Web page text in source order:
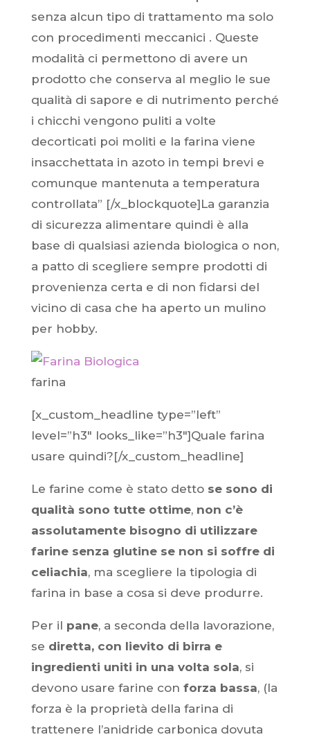
senza alcun tipo di trattamento ma solo
con procedimenti meccanici . Queste
modalità ci permettono di avere un
prodotto che conserva al meglio le sue
qualità di sapore e di nutrimento perché
i chicchi vengono puliti a volte
decorticati poi moliti e la farina viene
insacchettata in azoto in tempi brevi e
comunque mantenuta a temperatura
controllata” [/x_blockquote]La garanzia
di sicurezza alimentare quindi è alla
base di qualsiasi azienda biologica o non,
a patto di scegliere sempre prodotti di
provenienza certa e di non fidarsi del
vicino di casa che ha aperto un mulino
per hobby.
farina
[x_custom_headline type=”left”
level=”h3″ looks_like=”h3″]Quale farina
usare quindi?[/x_custom_headline]
Le farine come è stato dettose sono di
qualità sono tutte ottime, non c’è
assolutamente bisogno di utilizzare
farine senza glutine se non si soffre di
celiachia, ma scegliere la tipologia di
farina in base a cosa si deve produrre.
Per il pane, a seconda della lavorazione,
se diretta, con lievito di birra e
ingredienti uniti in una volta sola, si
devono usare farine con forza bassa, (la
forza è la proprietà della farina di
trattenere l’anidride carbonica dovuta